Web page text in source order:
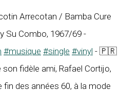
Arrecotan / Bamba Cure
Su Combo, 1967/69 -
#musique #single #vinyl - 🇵🇷
fidèle ami, Rafael Cortijo,
fin des années 60, à la mode